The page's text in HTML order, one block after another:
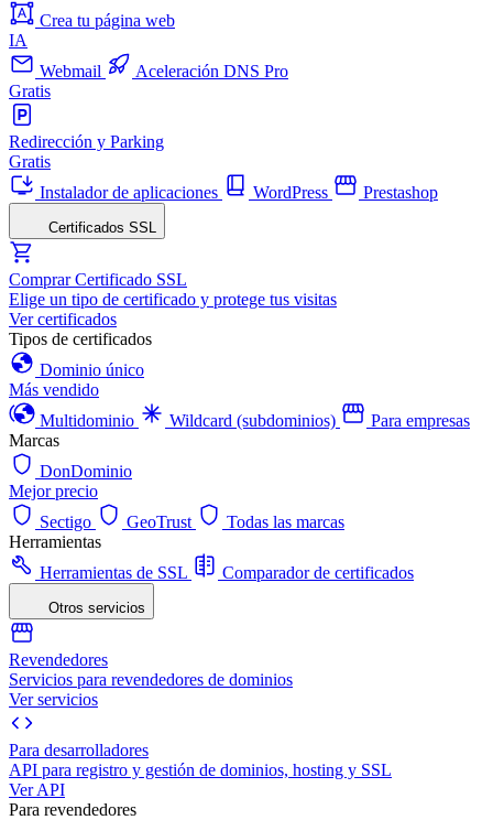
Crea tu página web
IA
Webmail
Aceleración DNS Pro
Gratis
Redirección y Parking
Gratis
Instalador de aplicaciones
WordPress Prestashop
Certificados SSL
Comprar Certificado SSL
Elige un tipo de certificado y protege tus visitas
Ver certificados
Tipos de certificados
Dominio único
Más vendido
Multidominio
Wildcard (subdominios)
Para empresas
Marcas
DonDominio
Mejor precio
Sectigo
GeoTrust
Todas las marcas
Herramientas
Herramientas de SSL
Comparador de certificados
Otros servicios
Revendedores
Servicios para revendedores de dominios
Ver servicios
Para desarrolladores
API para registro y gestión de dominios, hosting y SSL
Ver API
Para revendedores